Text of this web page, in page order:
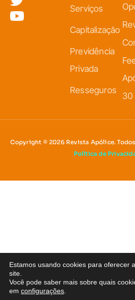
Serviços
Capitalização
Previdência
Privada
Resseguros
30
Copyright © 2026 Revista Apólice.
Política de
Estamos usando cookies para oferecer
site.
Você pode saber mais sobre quais
em configurações